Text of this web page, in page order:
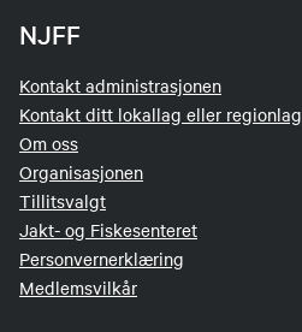
NJFF
Kontakt administrasjonen
Kontakt ditt lokallag eller regionlag
Om oss
Organisasjonen
Tillitsvalgt
Jakt- og Fiskesenteret
Personvernerklæring
Medlemsvilkår